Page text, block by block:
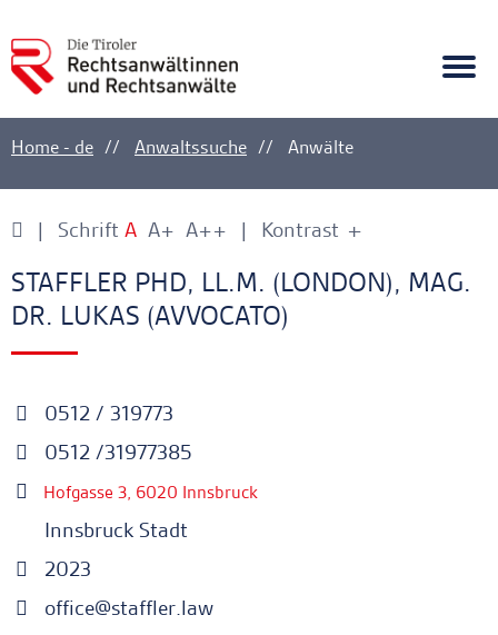
Ankerlink
Home - de Anwaltssuche Anwälte
Schrift A A+ A++ Kontrast +
-
Ankerlink
STAFFLER PHD, LL.M. (LONDON), MAG.
DR. LUKAS (AVVOCATO)
0512 / 319773
0512 /31977385
Hofgasse 3, 6020 Innsbruck
Innsbruck Stadt
2023
office@staffler.law